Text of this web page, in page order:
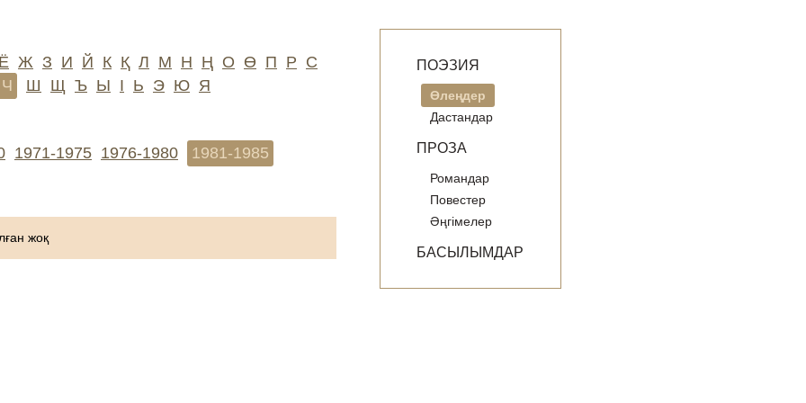
ПОЭЗИЯ
Өлеңдер
Дастандар
ПРОЗА
Романдар
Повестер
Әңгімелер
БАСЫЛЫМДАР
Ж З И Й К Қ Л М Н Ң О Ө П Р С
Ч
Ш Щ Ъ Ы І Ь Э Ю Я
1971-1975 1976-1980 1981-1985
жоқ